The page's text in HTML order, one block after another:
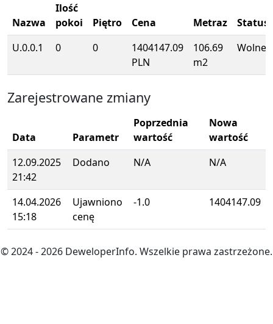
Nazwa
Ilość
pokoi
Piętro Cena Metraz
Status
U.0.0.1
0 0
1404147.09
PLN
106.69
m2
Wolne
Zarejestrowane zmiany
Data Parametr
Poprzednia
wartość
Nowa
wartość
12.09.2025
21:42
Dodano N/A N/A
14.04.2026
15:18
Ujawniono
cenę
-1.0 1404147.09
© 2024- 2026 DeweloperInfo. Wszelkie prawa zastrzeżone.